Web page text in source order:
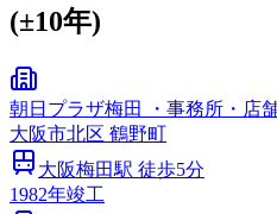
(±10年)
朝日プラザ梅田 ・事務所・店
大阪市北区 鶴野町
大阪梅田駅 徒歩5分
1982年竣工